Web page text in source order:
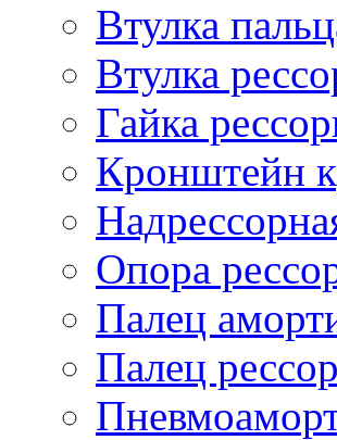
Втулка
Втулка
Гайка
Кронштейн
Опора
Палец
Палец